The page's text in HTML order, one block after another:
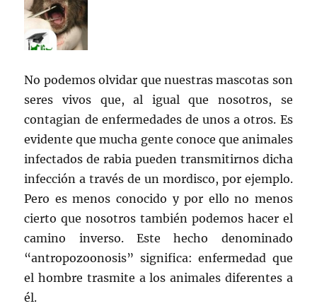
No podemos olvidar que nuestras mascotas son
seres vivos que, al igual que nosotros, se
contagian de enfermedades de unos a otros. Es
evidente que mucha gente conoce que animales
infectados de rabia pueden transmitirnos dicha
infección a través de un mordisco, por ejemplo.
Pero es menos conocido y por ello no menos
cierto que nosotros también podemos hacer el
camino inverso. Este hecho denominado
“antropozoonosis” significa: enfermedad que
el hombre trasmite a los animales diferentes a
él.